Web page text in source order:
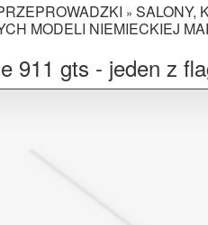
» SALONY,
MODELI NIEMIECKIEJ
911 gts - jeden z